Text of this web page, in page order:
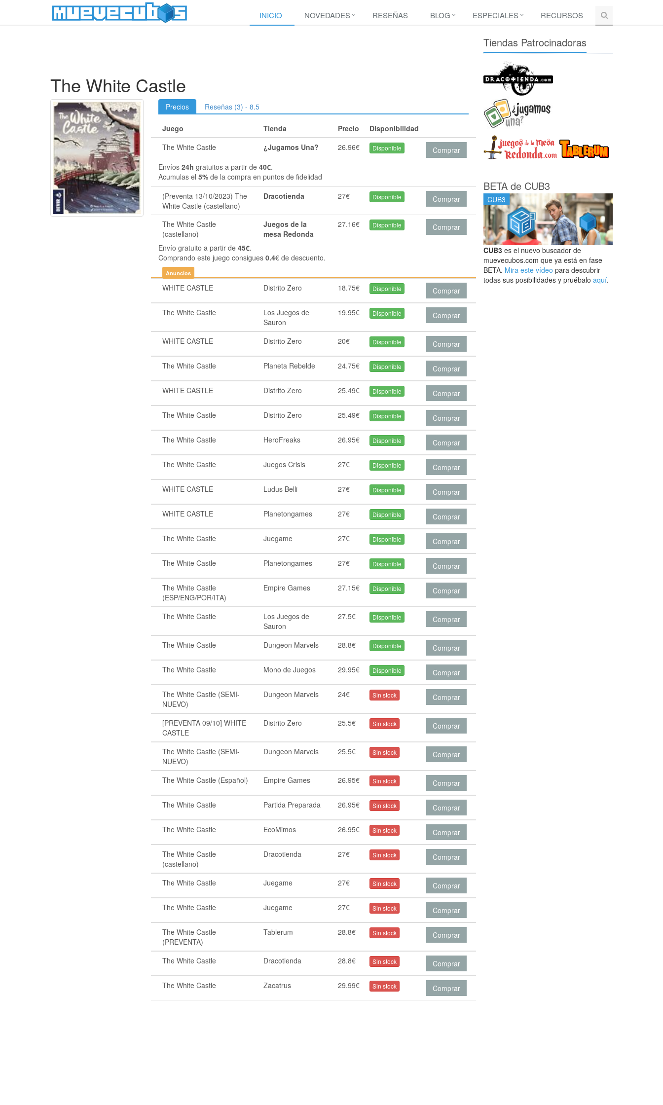
INICIO NOVEDADES RESEÑAS BLOG ESPECIALES RECURSOS
The White Castle
Precios Reseñas (3) - 8.5
Juego Tienda Precio
Disponibilidad
The White Castle
¿Jugamos Una? 26.96€ Disponible
Comprar
Envíos24h gratuitos a partir de40€.
Acumulas el5% de la compra en puntos de fidelidad
(Preventa 13/10/2023) The
White Castle (castellano)
Dracotienda 27€ Disponible Comprar
The White Castle
(castellano)
Juegos de la
mesa Redonda
27.16€ Disponible Comprar
Envío gratuito a partir de45€.
Comprando este juego consigues0.4€ de descuento.
Anuncios
WHITE CASTLE Distrito Zero 18.75€ Disponible Comprar
The White Castle
Los Juegos de
Sauron
19.95€ Disponible Comprar
WHITE CASTLE Distrito Zero 20€ Disponible Comprar
The White Castle Planeta Rebelde 24.75€ Disponible Comprar
WHITE CASTLE Distrito Zero 25.49€ Disponible Comprar
The White Castle Distrito Zero 25.49€ Disponible Comprar
The White Castle HeroFreaks 26.95€ Disponible Comprar
The White Castle Juegos Crisis 27€ Disponible Comprar
WHITE CASTLE Ludus Belli 27€ Disponible Comprar
WHITE CASTLE Planetongames 27€ Disponible Comprar
The White Castle Juegame 27€ Disponible Comprar
The White Castle Planetongames 27€ Disponible Comprar
The White Castle
(ESP/ENG/POR/ITA)
Empire Games 27.15€ Disponible Comprar
The White Castle
Los Juegos de
Sauron
27.5€ Disponible Comprar
The White Castle Dungeon Marvels 28.8€ Disponible Comprar
The White Castle Mono de Juegos 29.95€ Disponible Comprar
The White Castle (SEMI-
NUEVO)
Dungeon Marvels 24€ Sin stock Comprar
[PREVENTA 09/10] WHITE
CASTLE
Distrito Zero 25.5€ Sin stock Comprar
The White Castle (SEMI-
NUEVO)
Dungeon Marvels 25.5€ Sin stock Comprar
The White Castle (Español) Empire Games 26.95€ Sin stock Comprar
The White Castle Partida Preparada 26.95€ Sin stock Comprar
The White Castle EcoMimos 26.95€ Sin stock Comprar
The White Castle
(castellano)
Dracotienda 27€ Sin stock Comprar
The White Castle Juegame 27€ Sin stock Comprar
The White Castle Juegame 27€ Sin stock Comprar
The White Castle
(PREVENTA)
Tablerum 28.8€ Sin stock Comprar
The White Castle Dracotienda 28.8€ Sin stock Comprar
The White Castle Zacatrus 29.99€ Sin stock Comprar
Tiendas Patrocinadoras
BETA de CUB3
CUB3
CUB3es el nuevo buscador de
muevecubos.com que ya está en fase
BETA. Mira este vídeo para descubrir
todas sus posibilidades y pruébalo aquí.